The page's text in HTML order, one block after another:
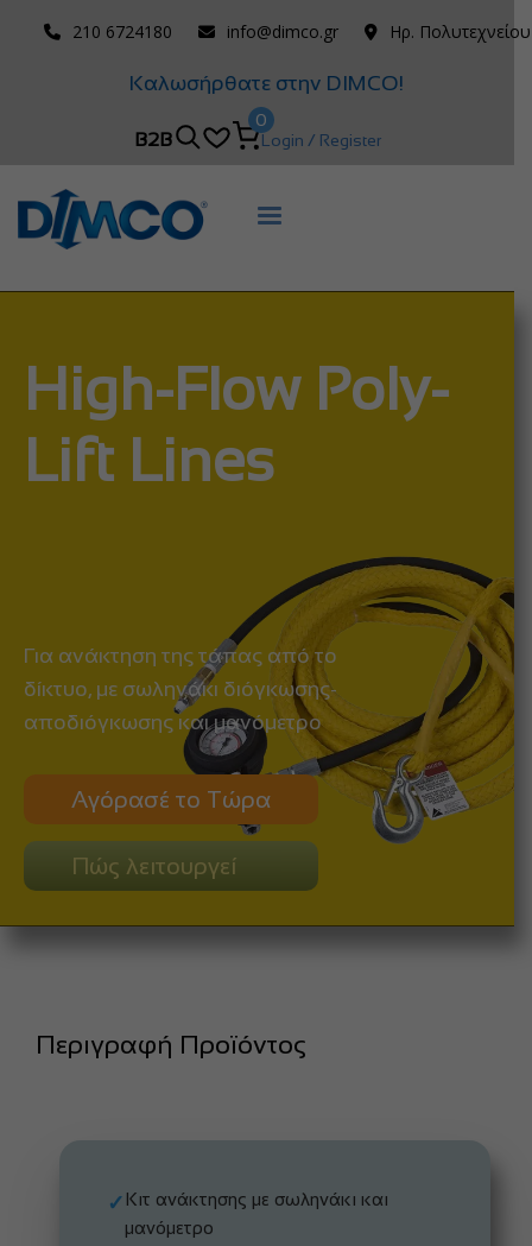
210 6724180 info@dimco.gr Ηρ.
Καλωσήρθατε στην DIMCO!
B2B
0
Login / Register
High-Flow Poly-
Lift Lines
Για ανάκτηση της τάπας από το
δίκτυο, με σωληνάκι διόγκωσης-
αποδιόγκωσης και μανόμετρο
Αγόρασέ το Τώρα
Πώς λειτουργεί
Περιγραφή Προϊόντος
✓ Κιτ ανάκτησης με σωληνάκι και
μανόμετρο